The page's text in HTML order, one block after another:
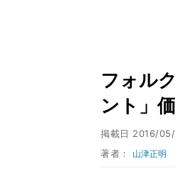
フォル
ント」
掲載日 2016/
著者： 山津正明